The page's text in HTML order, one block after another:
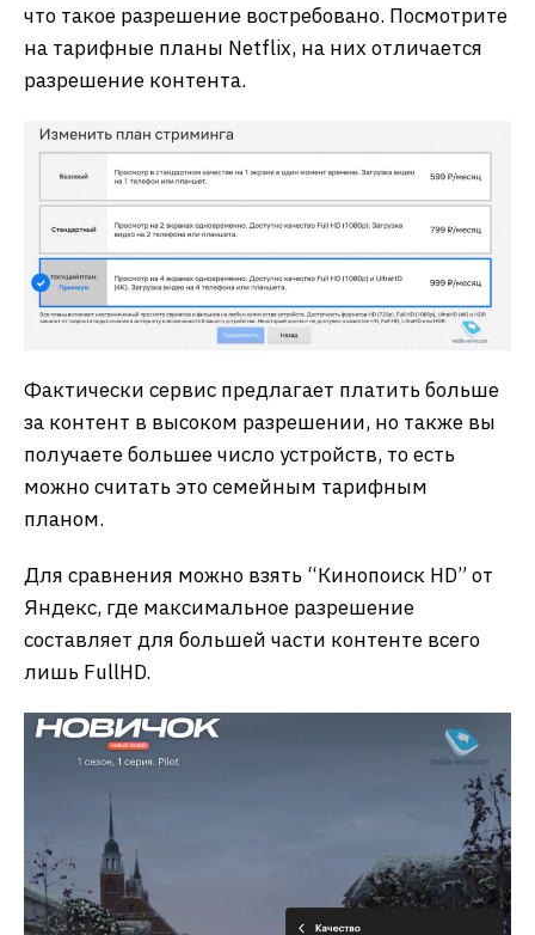
что такое разрешение востребовано. Посмотрите
на тарифные планы Netflix, на них отличается
разрешение контента.
Фактически сервис предлагает платить больше
за контент в высоком разрешении, но также вы
получаете большее число устройств, то есть
можно считать это семейным тарифным
планом.
Для сравнения можно взять “Кинопоиск HD” от
Яндекс, где максимальное разрешение
составляет для большей части контенте всего
лишь FullHD.